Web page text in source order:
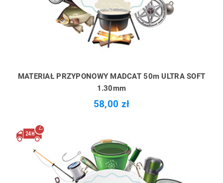
MATERIAŁ PRZYPONOWY MADCAT 50m ULTRA SOFT
1.30mm
58,00 zł